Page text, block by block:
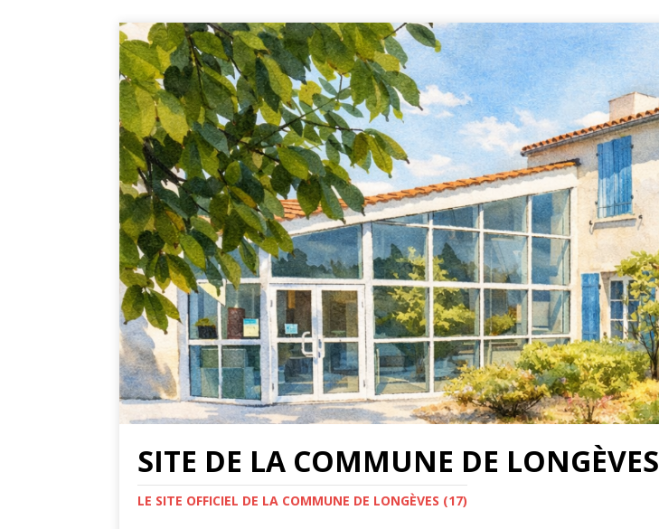
SITE DE LA COMMUNE DE LONGÈVES
LE SITE OFFICIEL DE LA COMMUNE DE LONGÈVES (17)